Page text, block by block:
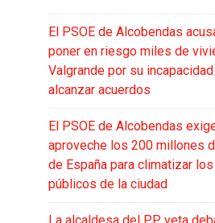
El PSOE de Alcobendas
poner en riesgo miles de
Valgrande por su
alcanzar acuerdos
El PSOE de Alcobendas
aproveche los 200 millones
de España para climatizar
públicos de la ciudad